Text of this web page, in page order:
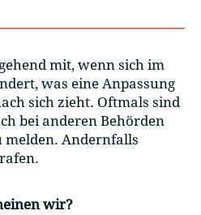
mit, wenn sich im
was eine Anpassung
sich zieht. Oftmals sind
bei anderen Behörden
melden. Andernfalls
wir?